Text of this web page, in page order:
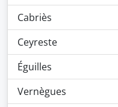
Cabriès
Ceyreste
Éguilles
Vernègues